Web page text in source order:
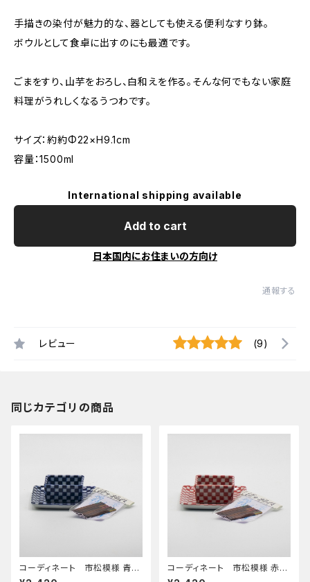
手描きの染付が魅力的な、器としても使える便利なすり鉢。
ボウルとして食卓に出すのにも最適です。
ごまをすり、山芋をおろし、白和えを作る。そんな何でもない家庭
料理がうれしくなるうつわです。
サイズ：約約Φ22×H9.1cm
容量：1500ml
International shipping available
Add to cart
日本国内にお住まいの方向け
通報する
レビュー (9)
同じカテゴリの商品
コーディネート 市松模様 青
角鉢 角皿セット 爪楊枝付き
コーディネート 市松模様 赤
角鉢 角皿セット 爪楊枝付き